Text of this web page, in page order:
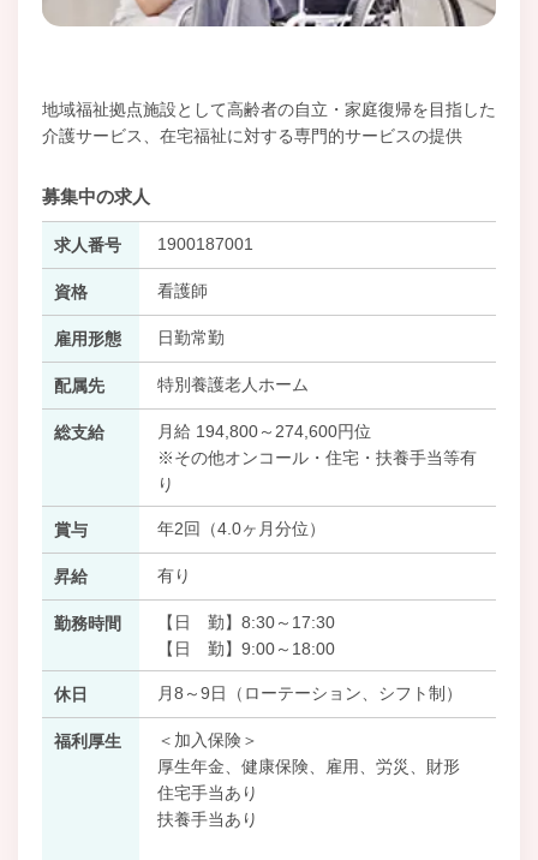
地域福祉拠点施設として高齢者の自立・家庭復帰を目指した
介護サービス、在宅福祉に対する専門的サービスの提供
募集中の求人
求人番号 1900187001
資格 看護師
雇用形態 日勤常勤
配属先 特別養護老人ホーム
総支給
月給 194,800～274,600円位
※その他オンコール・住宅・扶養手当等有
り
賞与 年2回（4.0ヶ月分位）
昇給 有り
勤務時間
【日 勤】8:30～17:30
【日 勤】9:00～18:00
休日 月8～9日（ローテーション、シフト制）
福利厚生
＜加入保険＞
厚生年金、健康保険、雇用、労災、財形
住宅手当あり
扶養手当あり